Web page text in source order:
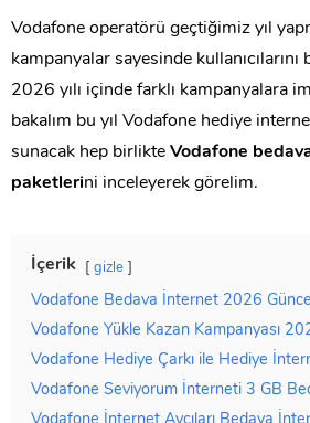
Vodafone operatörü geçtiğimiz yıl
kampanyalar sayesinde
2026 yılı içinde farklı kampanyalara
bakalım bu yıl Vodafone hediye
sunacak hep birlikte Vodafone
paketlerini inceleyerek görelim.
İçerik gizle
Vodafone Bedava İnternet 2026
Vodafone Yükle Kazan Kampanyası
Vodafone Hediye Çarkı ile Hediye
Vodafone Seviyorum İnterneti 3 GB